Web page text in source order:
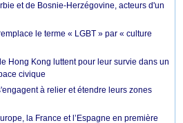
et de Bosnie-Herzégovine, acteurs d'un
le terme « LGBT » par « culture
Hong Kong luttent pour leur survie dans un
civique
à relier et étendre leurs zones
la France et l’Espagne en première